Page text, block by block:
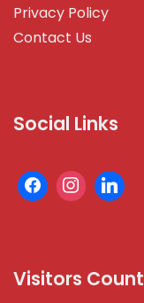
Privacy Policy
Contact Us
Social Links
Visitors Count